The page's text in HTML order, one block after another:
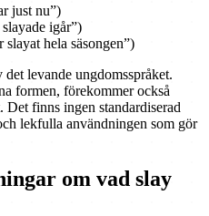
just nu”)
igår”)
slayat hela säsongen”)
levande ungdomsspråket.
formen, förekommer också
Det finns ingen standardiserad
lekfulla användningen som gör
om vad slay